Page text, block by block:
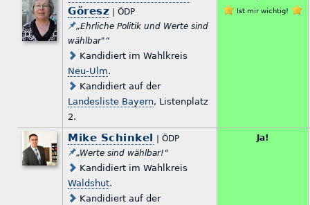
Göresz | ÖDP
„Ehrliche Politik und Werte sind
wählbar"“
Kandidiert im Wahlkreis
Neu-Ulm.
Kandidiert auf der
Landesliste Bayern, Listenplatz
2.
Ist mir wichtig!
Mike Schinkel
| ÖDP
„Werte sind wählbar!“
Kandidiert im Wahlkreis
Waldshut.
Kandidiert auf der
Ja!